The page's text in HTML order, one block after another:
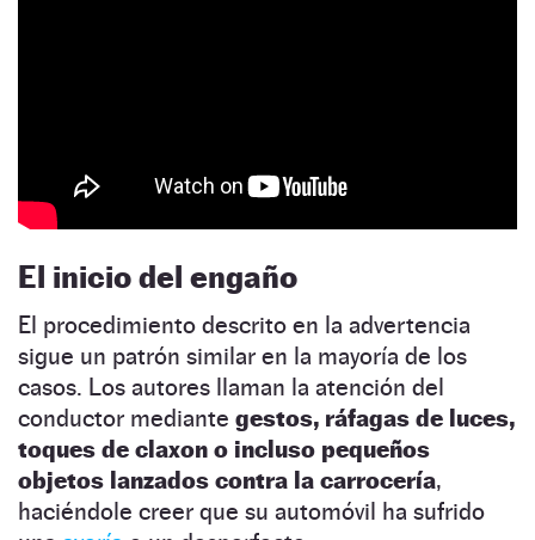
El inicio del engaño
El procedimiento descrito en la advertencia
sigue un patrón similar en la mayoría de los
casos. Los autores llaman la atención del
conductor mediante gestos, ráfagas de luces,
toques de claxon o incluso pequeños
objetos lanzados contra la carrocería,
haciéndole creer que su automóvil ha sufrido